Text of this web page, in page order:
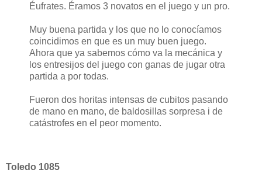
Éufrates. Éramos 3 novatos en el juego y un pro.
Muy buena partida y los que no lo conocíamos
coincidimos en que es un muy buen juego.
Ahora que ya sabemos cómo va la mecánica y
los entresijos del juego con ganas de jugar otra
partida a por todas.
Fueron dos horitas intensas de cubitos pasando
de mano en mano, de baldosillas sorpresa i de
catástrofes en el peor momento.
Toledo 1085